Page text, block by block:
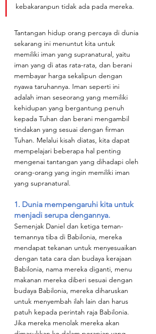
kebakaranpun tidak ada pada mereka.
Tantangan hidup orang percaya di dunia
sekarang ini menuntut kita untuk
memiliki iman yang supranatural, yaitu
iman yang di atas rata-rata, dan berani
membayar harga sekalipun dengan
nyawa taruhannya. Iman seperti ini
adalah iman seseorang yang memiliki
kehidupan yang bergantung penuh
kepada Tuhan dan berani mengambil
tindakan yang sesuai dengan firman
Tuhan. Melalui kisah diatas, kita dapat
mempelajari beberapa hal penting
mengenai tantangan yang dihadapi oleh
orang-orang yang ingin memiliki iman
yang supranatural.
1. Dunia mempengaruhi kita untuk
menjadi serupa dengannya.
Semenjak Daniel dan ketiga teman-
temannya tiba di Babilonia, mereka
mendapat tekanan untuk menyesuaikan
dengan tata cara dan budaya kerajaan
Babilonia, nama mereka diganti, menu
makanan mereka diberi sesuai dengan
budaya Babilonia, mereka diharuskan
untuk menyembah ilah lain dan harus
patuh kepada perintah raja Babilonia.
Jika mereka menolak mereka akan